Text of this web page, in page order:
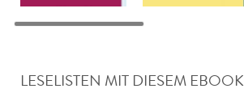
LESELISTEN MIT DIESEM EBOOK